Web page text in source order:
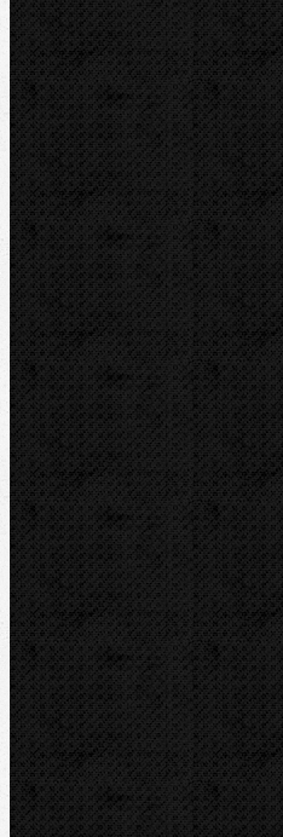
Hasáky, kliešte, kľúče
Ohýbačky
Vyhrdlovače
Lisovanie
Závitorezy
Drážkovače
Pily
Tlakové pumpy
Čističky kanalizácie
Odvápňovače